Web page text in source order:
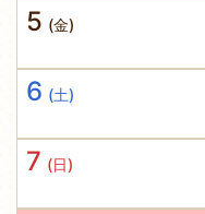
5 (金)
6 (土)
7 (日)